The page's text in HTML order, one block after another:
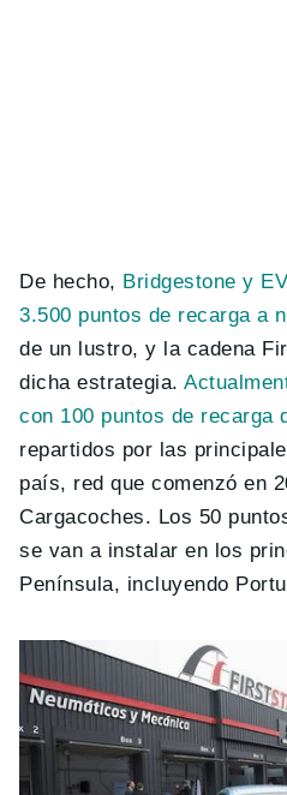
De hecho, Bridgestone y
3.500 puntos de recarga a
de un lustro, y la cadena
dicha estrategia.
con 100 puntos de recarga
repartidos por las
país, red que comenzó en
Cargacoches. Los 50
se van a instalar en los
Península, incluyendo